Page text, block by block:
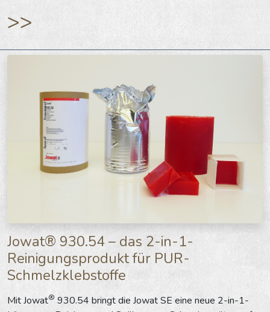
>>
Jowat® 930.54 – das 2-in-1-
Reinigungsprodukt für PUR-
Schmelzklebstoffe
Mit Jowat® 930.54 bringt die Jowat SE eine neue 2-in-1-